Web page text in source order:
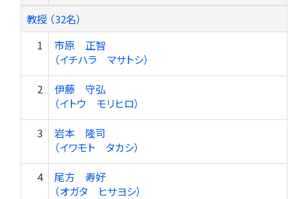
教授 （32名）
1
市原 正智
（イチハラ マサトシ）
2
伊藤 守弘
（イトウ モリヒロ）
3
岩本 隆司
（イワモト タカシ）
4
尾方 寿好
（オガタ ヒサヨシ）